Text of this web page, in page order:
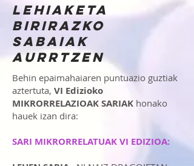
LEHIAKETA
BIRIRAZKO
SABAIAK
AURRTZEN
Behin epaimahaiaren puntuazio guztiak
aztertuta, VI Edizioko
MIKRORRELAZIOAK SARIAK honako
hauek izan dira:
SARI MIKRORRELATUAK VI EDIZIOA: